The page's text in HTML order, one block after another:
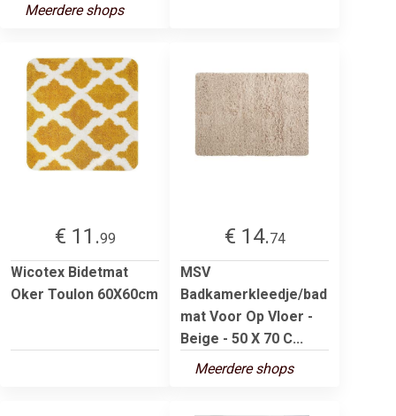
Meerdere shops
€ 11.99
Wicotex Bidetmat
Oker Toulon 60X60cm
€ 14.74
MSV
Badkamerkleedje/bad
mat Voor Op Vloer -
Beige - 50 X 70 C...
Meerdere shops